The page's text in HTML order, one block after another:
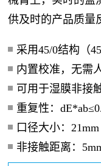
供及时的产品质量
采用45/0结构（
内置校准，无需
可用于湿膜非接
重复性：
口径大小：21mm
非接触距离：